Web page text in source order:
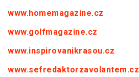
www.homemagazine.cz
www.golfmagazine.cz
www.inspirovanikrasou.cz
www.sefredaktorzavolantem.cz